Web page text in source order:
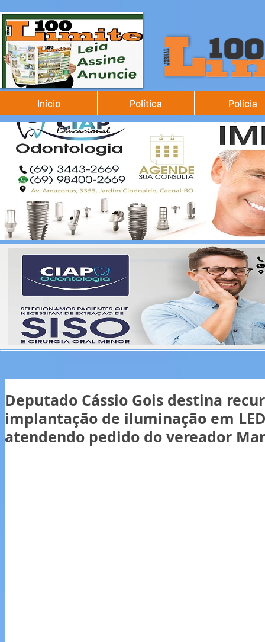
Início Política Polícia
Deputado Cássio Gois destina
implantação de iluminação em
atendendo pedido do vereador